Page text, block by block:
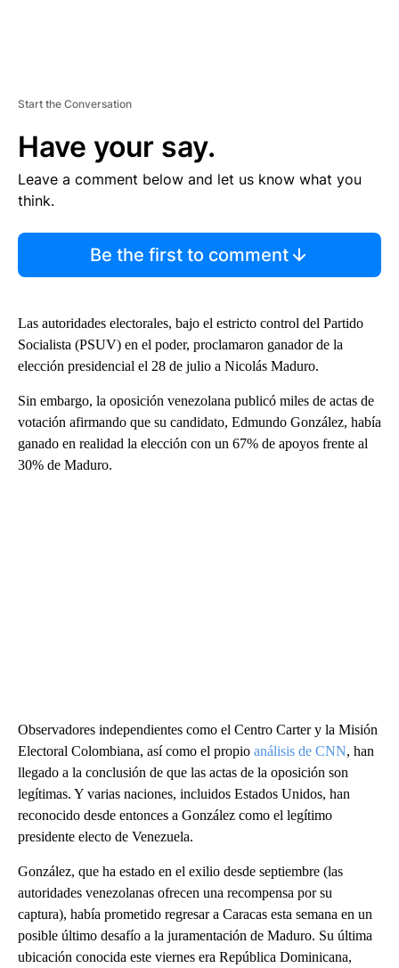
Start the Conversation
Have your say.
Leave a comment below and let us know what you
think.
Be the first to comment
Las autoridades electorales, bajo el estricto control del Partido
Socialista (PSUV) en el poder, proclamaron ganador de la
elección presidencial el 28 de julio a Nicolás Maduro.
Sin embargo, la oposición venezolana publicó miles de actas de
votación afirmando que su candidato, Edmundo González, había
ganado en realidad la elección con un 67% de apoyos frente al
30% de Maduro.
Observadores independientes como el Centro Carter y la Misión
Electoral Colombiana, así como el propio análisis de CNN, han
llegado a la conclusión de que las actas de la oposición son
legítimas. Y varias naciones, incluidos Estados Unidos, han
reconocido desde entonces a González como el legítimo
presidente electo de Venezuela.
González, que ha estado en el exilio desde septiembre (las
autoridades venezolanas ofrecen una recompensa por su
captura), había prometido regresar a Caracas esta semana en un
posible último desafío a la juramentación de Maduro. Su última
ubicación conocida este viernes era República Dominicana,